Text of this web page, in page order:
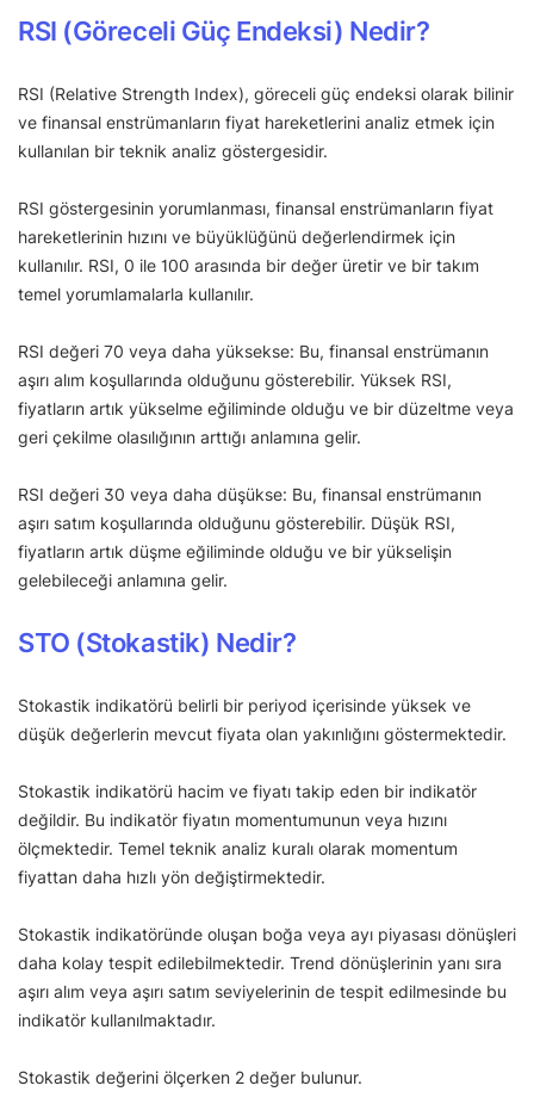
RSI (Göreceli Güç Endeksi) Nedir?
RSI (Relative Strength Index), göreceli güç endeksi olarak bilinir
ve finansal enstrümanların fiyat hareketlerini analiz etmek için
kullanılan bir teknik analiz göstergesidir.
RSI göstergesinin yorumlanması, finansal enstrümanların fiyat
hareketlerinin hızını ve büyüklüğünü değerlendirmek için
kullanılır. RSI, 0 ile 100 arasında bir değer üretir ve bir takım
temel yorumlamalarla kullanılır.
RSI değeri 70 veya daha yüksekse: Bu, finansal enstrümanın
aşırı alım koşullarında olduğunu gösterebilir. Yüksek RSI,
fiyatların artık yükselme eğiliminde olduğu ve bir düzeltme veya
geri çekilme olasılığının arttığı anlamına gelir.
RSI değeri 30 veya daha düşükse: Bu, finansal enstrümanın
aşırı satım koşullarında olduğunu gösterebilir. Düşük RSI,
fiyatların artık düşme eğiliminde olduğu ve bir yükselişin
gelebileceği anlamına gelir.
STO (Stokastik) Nedir?
Stokastik indikatörü belirli bir periyod içerisinde yüksek ve
düşük değerlerin mevcut fiyata olan yakınlığını göstermektedir.
Stokastik indikatörü hacim ve fiyatı takip eden bir indikatör
değildir. Bu indikatör fiyatın momentumunun veya hızını
ölçmektedir. Temel teknik analiz kuralı olarak momentum
fiyattan daha hızlı yön değiştirmektedir.
Stokastik indikatöründe oluşan boğa veya ayı piyasası dönüşleri
daha kolay tespit edilebilmektedir. Trend dönüşlerinin yanı sıra
aşırı alım veya aşırı satım seviyelerinin de tespit edilmesinde bu
indikatör kullanılmaktadır.
Stokastik değerini ölçerken 2 değer bulunur.